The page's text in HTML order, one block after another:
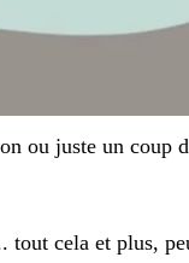
ou juste un coup
tout cela et plus,